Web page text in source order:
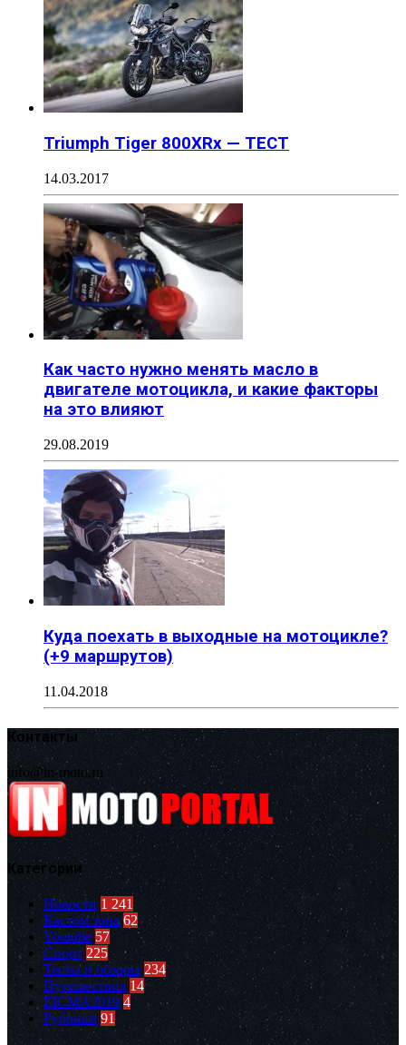
Triumph Tiger 800XRx — ТЕСТ
14.03.2017
Как часто нужно менять масло в
двигателе мотоцикла, и какие факторы
на это влияют
29.08.2019
Куда поехать в выходные на мотоцикле?
(+9 маршрутов)
11.04.2018
Контакты
info@in-moto.ru
Категории
Новости 1 241
Кастом зона 62
Youtube 57
Спорт 225
Тесты и обзоры 234
Путешествия 14
EICMA2019 4
Рубрики 91